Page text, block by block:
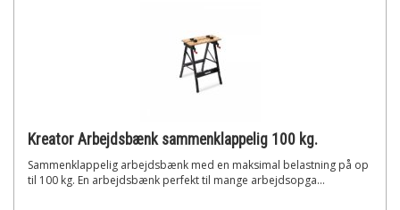
Kreator Arbejdsbænk sammenklappelig 100 kg.
Sammenklappelig arbejdsbænk med en maksimal belastning på op
til 100 kg. En arbejdsbænk perfekt til mange arbejdsopga...